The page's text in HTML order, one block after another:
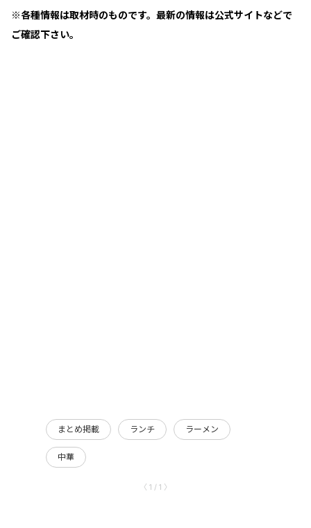
※各種情報は取材時のものです。最新の情報は公式サイトなどで
ご確認下さい。
まとめ掲載 ランチ ラーメン
中華
〈 1 / 1 〉